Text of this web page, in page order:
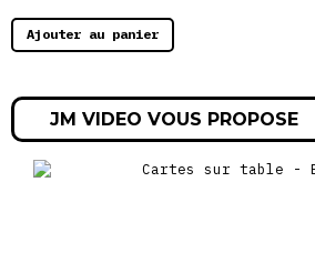
Mesnildot (23’36 »)
Diaporama d’affiches et photos (2′)
Bande-annonce originale (3’36 »)
DVD :
« Les Infortunes de Franco » :
Mesnildot (23’36 »)
Diaporama d’affiches et photos (2′)
Bande-annonce originale (3’36 »)
Bandes-annonces de la collection Jess
Ajouter au panier
JM VIDEO VOUS PROPOSE